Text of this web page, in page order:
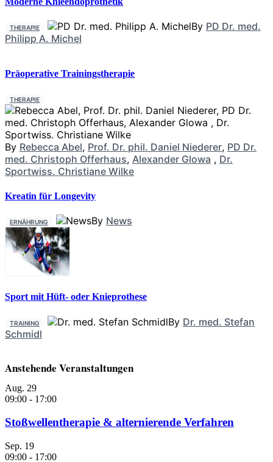
THERAPIE By PD Dr. med.
Philipp A. Michel
Präoperative Trainingstherapie
THERAPIE
By Rebecca Abel, Prof. Dr. phil. Daniel Niederer, PD Dr.
med. Christoph Offerhaus, Alexander Glowa , Dr.
Sportwiss. Christiane Wilke
Kreatin für Longevity
ERNÄHRUNG By News
Sport mit Hüft- oder Knieprothese
TRAINING By Dr. med. Stefan
Schmidl
Anstehende Veranstaltungen
Aug. 29
09:00 - 17:00
Stoßwellentherapie & alternierende Verfahren
Sep. 19
09:00 - 17:00